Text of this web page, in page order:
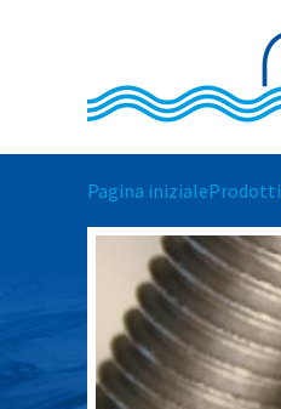
Pagina inizialeProdotti